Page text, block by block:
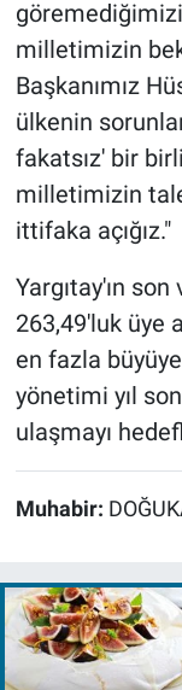
milletimizin
Başkanımız
ülkenin
fakatsız' bir
milletimizin
ittifaka açığız."
Yargıtay'ın
263,49'luk üye
en fazla
yönetimi yıl
ulaşmayı
Muhabir: